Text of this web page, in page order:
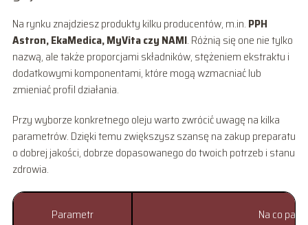
Na rynku znajdziesz produkty kilku producentów, m.in. PPH
Astron, EkaMedica, MyVita czy NAMI. Różnią się one nie tylko
nazwą, ale także proporcjami składników, stężeniem ekstraktu i
dodatkowymi komponentami, które mogą wzmacniać lub
zmieniać profil działania.
Przy wyborze konkretnego oleju warto zwrócić uwagę na kilka
parametrów. Dzięki temu zwiększysz szansę na zakup preparatu
o dobrej jakości, dobrze dopasowanego do twoich potrzeb i stanu
zdrowia.
Parametr Na co